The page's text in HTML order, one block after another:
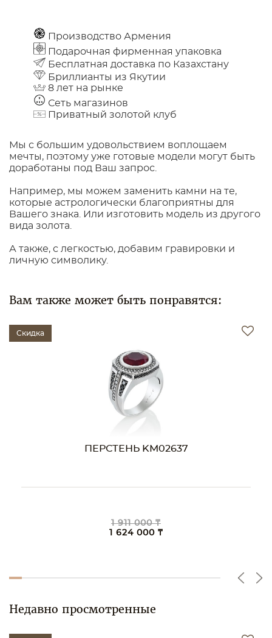
Производство Армения
Подарочная фирменная упаковка
Бесплатная доставка по Казахстану
Бриллианты из Якутии
8 лет на рынке
Сеть магазинов
Приватный золотой клуб
Мы с большим удовольствием воплощаем
мечты, поэтому уже готовые модели могут быть
доработаны под Ваш запрос.
Например, мы можем заменить камни на те,
которые астрологически благоприятны для
Вашего знака. Или изготовить модель из другого
вида золота.
А также, с легкостью, добавим гравировки и
личную символику.
Вам также может быть понравятся:
Скидка
ПЕРСТЕНЬ KM02637
1 911 000 ₸
1 624 000 ₸
Недавно просмотренные